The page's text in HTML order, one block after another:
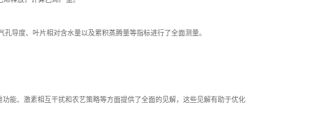
导度、叶片相对含水量以及累积蒸腾量等指标进行了全面测量。
能、激素相互干扰和农艺策略等方面提供了全面的见解，这些见解有助于优化